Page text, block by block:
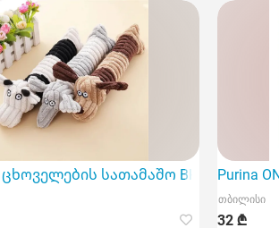
საკრეჭსსათამაშო BH-261 22 სმ
Purina
თბილისი
32 ₾